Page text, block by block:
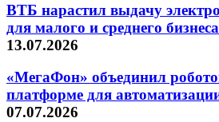
ВТБ нарастил выдачу
для малого и среднего
13.07.2026
«МегаФон» объединил
платформе для
07.07.2026